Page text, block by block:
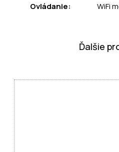
Ovládanie:
WiFi
Ďalšie